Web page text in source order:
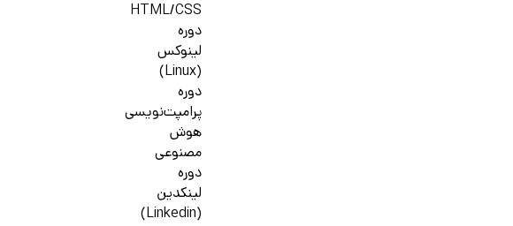
HTML/CSS
دوره
لینوکس
(Linux)
دوره
پرامپت‌نویسی
هوش
مصنوعی
دوره
لینکدین
(Linkedin)